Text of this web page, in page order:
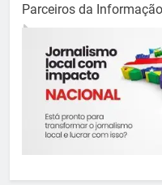
Parceiros da Informação